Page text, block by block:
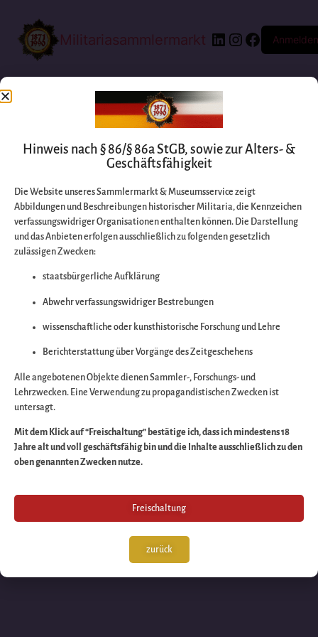
Militariasammlermarkt Anmelden
Entschuldigen Sie
bitte die
Wir arbeiten an
großartigen Sache
schauen Sie bald
wieder vorbei!
Hinweis nach § 86/§ 86a StGB, sowie zur Alters- &
Geschäftsfähigkeit
Die Website unseres Sammlermarkt & Museumsservice zeigt
Abbildungen und Beschreibungen historischer Militaria, die Kennzeichen
verfassungswidriger Organisationen enthalten können. Die Darstellung
und das Anbieten erfolgen ausschließlich zu folgenden gesetzlich
zulässigen Zwecken:
staatsbürgerliche Aufklärung
Abwehr verfassungswidriger Bestrebungen
wissenschaftliche oder kunsthistorische Forschung und Lehre
Berichterstattung über Vorgänge des Zeitgeschehens
Alle angebotenen Objekte dienen Sammler-, Forschungs- und
Lehrzwecken. Eine Verwendung zu propagandistischen Zwecken ist
untersagt.
Mit dem Klick auf “Freischaltung” bestätige ich, dass ich mindestens 18
Jahre alt und voll geschäftsfähig bin und die Inhalte ausschließlich zu den
oben genannten Zwecken nutze.
Freischaltung
zurück